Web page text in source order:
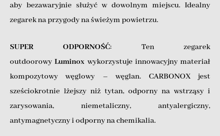
aby bezawaryjnie służyć w dowolnym miejscu. Idealny
zegarek na przygody na świeżym powietrzu.
SUPER ODPORNOŚĆ: Ten zegarek
outdoorowyLuminox wykorzystuje innowacyjny materiał
kompozytowy węglowy – węglan. CARBONOX jest
sześciokrotnie lżejszy niż tytan, odporny na wstrząsy i
zarysowania, niemetaliczny, antyalergiczny,
antymagnetyczny i odporny na chemikalia.